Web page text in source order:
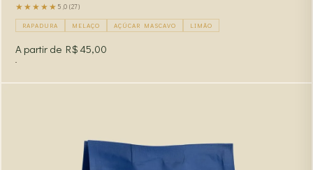
★★★★★ 5,0 (27)
RAPADURA MELAÇO AÇÚCAR MASCAVO LIMÃO
A partir de R$ 45,00